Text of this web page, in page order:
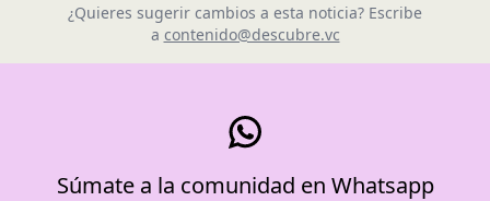
¿Quieres sugerir cambios a esta noticia? Escribe
a contenido@descubre.vc
Súmate a la comunidad en Whatsapp